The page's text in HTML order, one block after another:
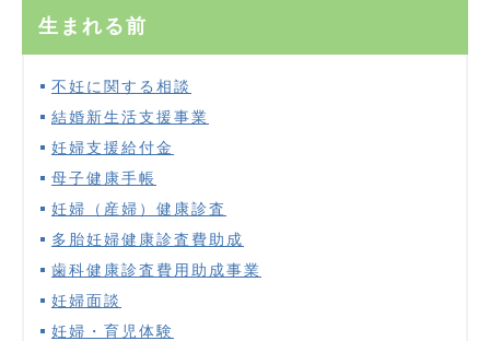
生まれる前
不妊に関する相談
結婚新生活支援事業
妊婦支援給付金
母子健康手帳
妊婦（産婦）健康診査
多胎妊婦健康診査費助成
歯科健康診査費用助成事業
妊婦面談
妊婦・育児体験